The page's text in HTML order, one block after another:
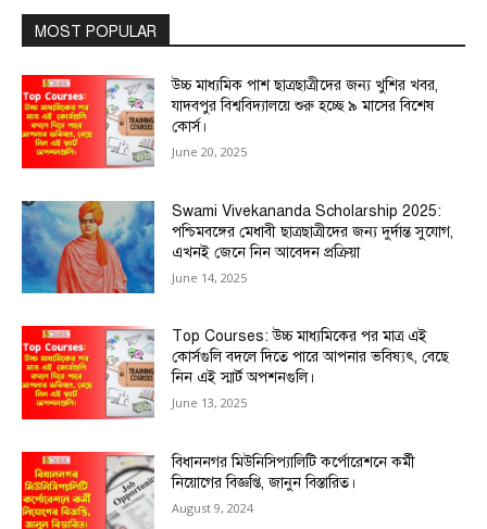
MOST POPULAR
উচ্চ মাধ্যমিক পাশ ছাত্রছাত্রীদের জন্য খুশির খবর,
যাদবপুর বিশ্ববিদ্যালয়ে শুরু হচ্ছে ৯ মাসের বিশেষ
কোর্স।
June 20, 2025
Swami Vivekananda Scholarship 2025:
পশ্চিমবঙ্গের মেধাবী ছাত্রছাত্রীদের জন্য দুর্দান্ত সুযোগ,
এখনই জেনে নিন আবেদন প্রক্রিয়া
June 14, 2025
Top Courses: উচ্চ মাধ্যমিকের পর মাত্র এই
কোর্সগুলি বদলে দিতে পারে আপনার ভবিষ্যৎ, বেছে
নিন এই স্মার্ট অপশনগুলি।
June 13, 2025
বিধাননগর মিউনিসিপ্যালিটি কর্পোরেশনে কর্মী
নিয়োগের বিজ্ঞপ্তি, জানুন বিস্তারিত।
August 9, 2024